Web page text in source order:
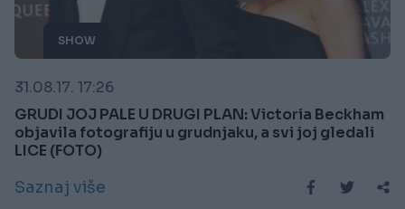
SHOW
31.08.17. 17:26
GRUDI JOJ PALE U DRUGI PLAN: Victoria Beckham
objavila fotografiju u grudnjaku, a svi joj gledali
LICE (FOTO)
Saznaj više